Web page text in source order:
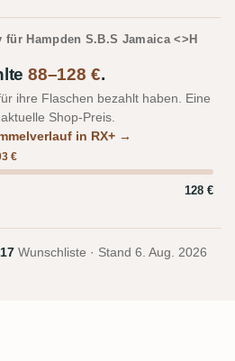
Hampden S.B.S Jamaica <>H
88–128 €.
ihre Flaschen bezahlt haben. Eine
Shop-Preis.
in RX+ →
€
128 €
17 Wunschliste · Stand 6. Aug. 2026